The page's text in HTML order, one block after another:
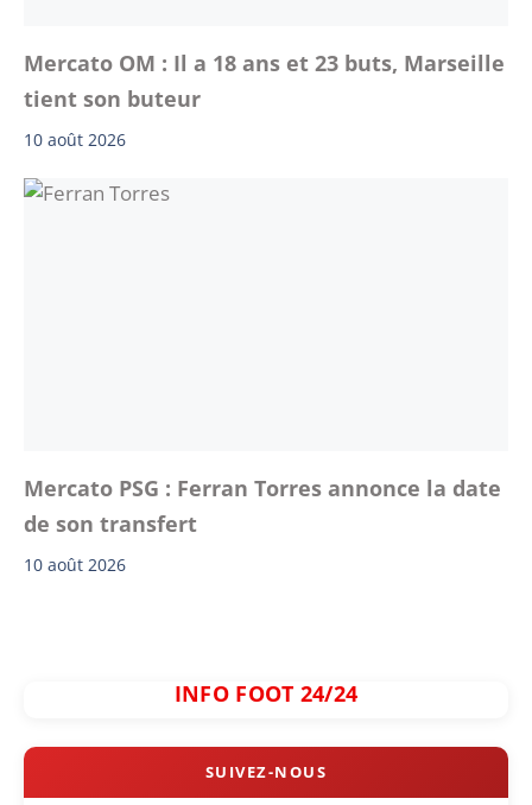
Mercato OM : Il a 18 ans et 23 buts, Marseille
tient son buteur
10 août 2026
Mercato PSG : Ferran Torres annonce la date
de son transfert
10 août 2026
INFO FOOT 24/24